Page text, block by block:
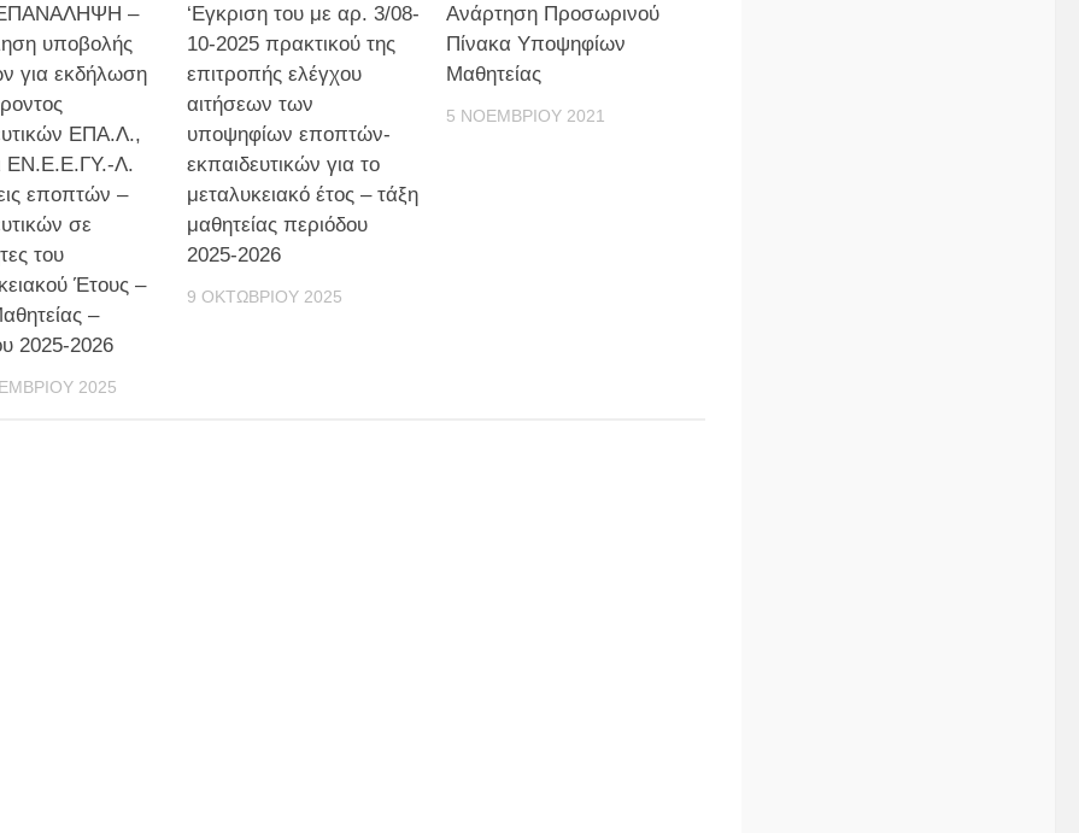
–
υποβολής
για εκδήλωση
ΕΠΑ.Λ.,
ΕΝ.Ε.Ε.ΓΥ.-Λ.
εποπτών –
σε
του
Έτους –
–
2025-2026
2025
‘Eγκριση του με αρ. 3/08-
10-2025 πρακτικού της
επιτροπής ελέγχου
αιτήσεων των
υποψηφίων εποπτών-
εκπαιδευτικών για το
μεταλυκειακό έτος – τάξη
μαθητείας περιόδου
2025-2026
9 ΟΚΤΩΒΡΊΟΥ 2025
Ανάρτηση Προσωρινού
Πίνακα Υποψηφίων
Μαθητείας
5 ΝΟΕΜΒΡΊΟΥ 2021